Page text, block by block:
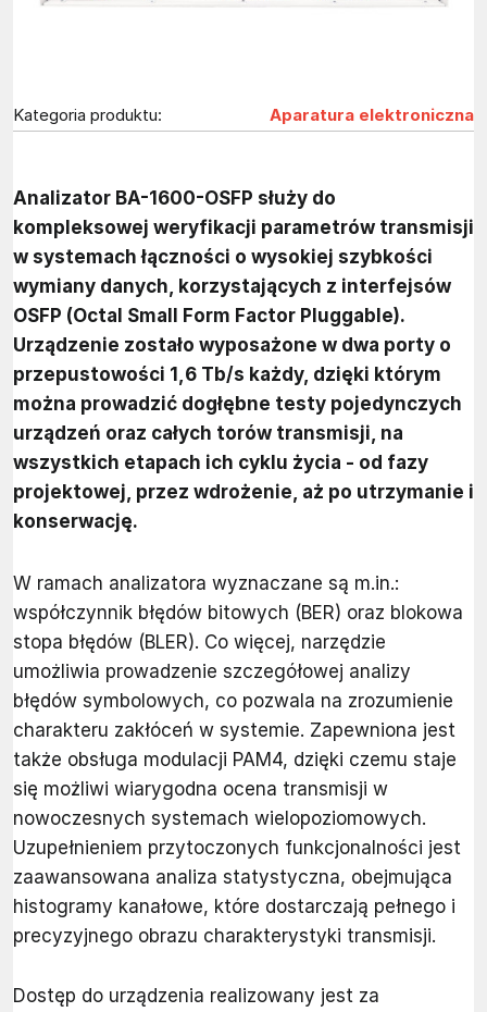
Kategoria produktu: Aparatura elektroniczna
Analizator BA-1600-OSFP służy do
kompleksowej weryfikacji parametrów transmisji
w systemach łączności o wysokiej szybkości
wymiany danych, korzystających z interfejsów
OSFP (Octal Small Form Factor Pluggable).
Urządzenie zostało wyposażone w dwa porty o
przepustowości 1,6 Tb/s każdy, dzięki którym
można prowadzić dogłębne testy pojedynczych
urządzeń oraz całych torów transmisji, na
wszystkich etapach ich cyklu życia - od fazy
projektowej, przez wdrożenie, aż po utrzymanie i
konserwację.
W ramach analizatora wyznaczane są m.in.:
współczynnik błędów bitowych (BER) oraz blokowa
stopa błędów (BLER). Co więcej, narzędzie
umożliwia prowadzenie szczegółowej analizy
błędów symbolowych, co pozwala na zrozumienie
charakteru zakłóceń w systemie. Zapewniona jest
także obsługa modulacji PAM4, dzięki czemu staje
się możliwi wiarygodna ocena transmisji w
nowoczesnych systemach wielopoziomowych.
Uzupełnieniem przytoczonych funkcjonalności jest
zaawansowana analiza statystyczna, obejmująca
histogramy kanałowe, które dostarczają pełnego i
precyzyjnego obrazu charakterystyki transmisji.
Dostęp do urządzenia realizowany jest za